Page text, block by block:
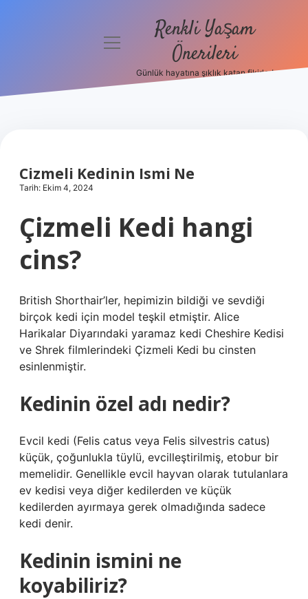
menüyü
Renkli Yaşam
Önerileri
Günlük hayatına şıklık katan fikirler!
Cizmeli Kedinin Ismi Ne
Tarih: Ekim 4, 2024
Çizmeli Kedi hangi
cins?
British Shorthair’ler, hepimizin bildiği ve sevdiği
birçok kedi için model teşkil etmiştir. Alice
Harikalar Diyarındaki yaramaz kedi Cheshire Kedisi
ve Shrek filmlerindeki Çizmeli Kedi bu cinsten
esinlenmiştir.
Kedinin özel adı nedir?
Evcil kedi (Felis catus veya Felis silvestris catus)
küçük, çoğunlukla tüylü, evcilleştirilmiş, etobur bir
memelidir. Genellikle evcil hayvan olarak tutulanlara
ev kedisi veya diğer kedilerden ve küçük
kedilerden ayırmaya gerek olmadığında sadece
kedi denir.
Kedinin ismini ne
koyabiliriz?